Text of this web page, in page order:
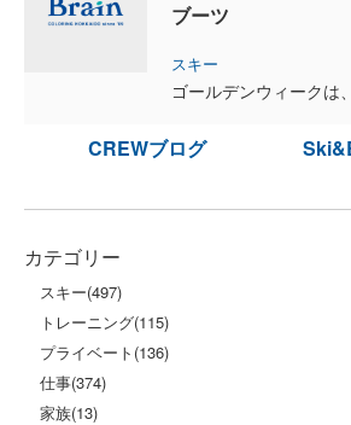
ブーツ
スキー
CREWブログ
カテゴリー
スキー(497)
トレーニング(115)
プライベート (136)
仕事(374)
家族(13)